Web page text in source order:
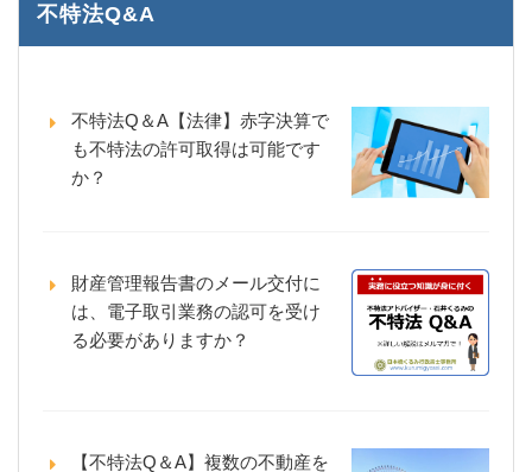
不特法Q&A
不特法Q＆A【法律】赤字決算で
も不特法の許可取得は可能です
か？
財産管理報告書のメール交付に
は、電子取引業務の認可を受け
る必要がありますか？
【不特法Q＆A】複数の不動産を